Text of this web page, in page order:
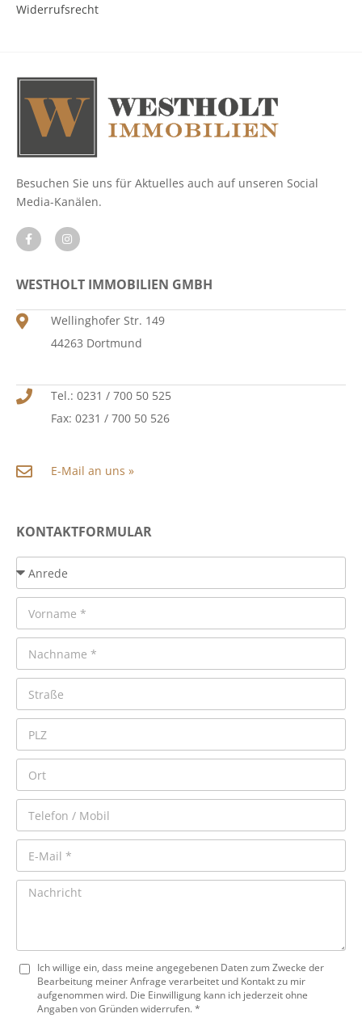
Widerrufsrecht
Besuchen Sie uns für Aktuelles auch auf unseren Social
Media-Kanälen.
WESTHOLT IMMOBILIEN GMBH
Wellinghofer Str. 149
44263 Dortmund
Tel.: 0231 / 700 50 525
Fax: 0231 / 700 50 526
E-Mail an uns »
KONTAKTFORMULAR
Ich willige ein, dass meine angegebenen Daten zum Zwecke der
Bearbeitung meiner Anfrage verarbeitet und Kontakt zu mir
aufgenommen wird. Die Einwilligung kann ich jederzeit ohne
Angaben von Gründen widerrufen. *